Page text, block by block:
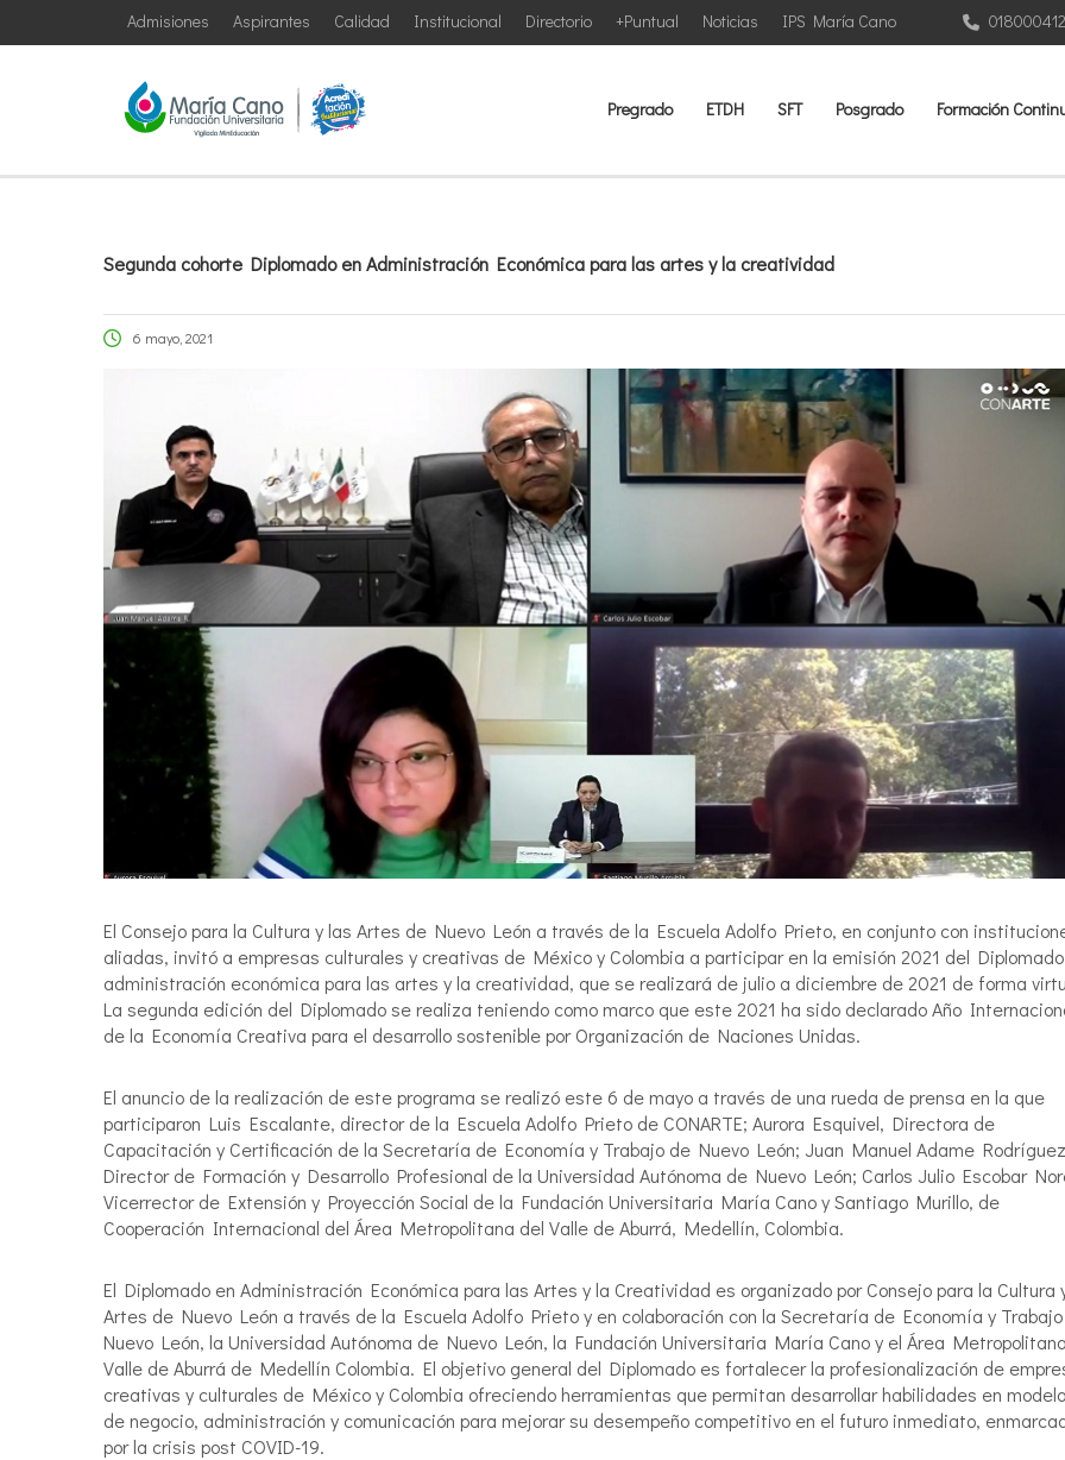
IPS María Cano
Noticias
+Puntual
Directorio
Institucional
Calidad
Aspirantes
Admisiones
Pregrado ETDH SFT Posgrado Formación
Segunda cohorte Diplomado en Administración Económica para las artes y la creatividad
6 mayo, 2021
El Consejo para la Cultura y las Artes de Nuevo León a través de la Escuela Adolfo Prieto, en conjunto con
aliadas, invitó a empresas culturales y creativas de México y Colombia a participar en la emisión 2021 del
administración económica para las artes y la creatividad, que se realizará de julio a diciembre de 2021 de forma
La segunda edición del Diplomado se realiza teniendo como marco que este 2021 ha sido declarado Año
de la Economía Creativa para el desarrollo sostenible por Organización de Naciones Unidas.
El anuncio de la realización de este programa se realizó este 6 de mayo a través de una rueda de prensa en la que
participaron Luis Escalante, director de la Escuela Adolfo Prieto de CONARTE; Aurora Esquivel, Directora de
Capacitación y Certificación de la Secretaría de Economía y Trabajo de Nuevo León; Juan Manuel Adame
Director de Formación y Desarrollo Profesional de la Universidad Autónoma de Nuevo León; Carlos Julio Escobar
Vicerrector de Extensión y Proyección Social de la Fundación Universitaria María Cano y Santiago Murillo, de
Cooperación Internacional del Área Metropolitana del Valle de Aburrá, Medellín, Colombia.
El Diplomado en Administración Económica para las Artes y la Creatividad es organizado por Consejo para la Cultura
Artes de Nuevo León a través de la Escuela Adolfo Prieto y en colaboración con la Secretaría de Economía y
Nuevo León, la Universidad Autónoma de Nuevo León, la Fundación Universitaria María Cano y el Área
Valle de Aburrá de Medellín Colombia. El objetivo general del Diplomado es fortalecer la profesionalización de
creativas y culturales de México y Colombia ofreciendo herramientas que permitan desarrollar habilidades en
de negocio, administración y comunicación para mejorar su desempeño competitivo en el futuro inmediato,
por la crisis post COVID-19.